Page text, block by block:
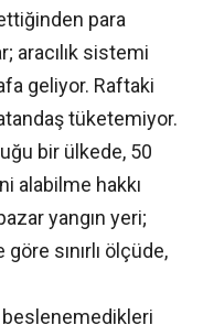
para
aracılık sistemi
geliyor. Raftaki
tüketemiyor.
bir ülkede, 50
alabilme hakkı
yangın yeri;
sınırlı ölçüde,
beslenemedikleri